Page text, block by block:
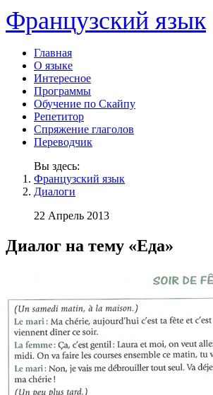
Французский язык
Главная
О языке
Интересное
Программы
Обучение по Скайпу
Репетитор
Спряжение глаголов
Переводчик
Вы здесь:
Французский язык
Диалоги
22 Апрель 2013
Диалог на тему «Еда»